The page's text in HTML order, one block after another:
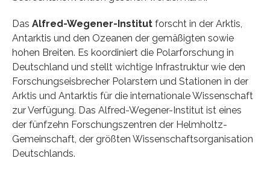
Das Alfred-Wegener-Institut forscht in der Arktis,
Antarktis und den Ozeanen der gemäßigten sowie
hohen Breiten. Es koordiniert die Polarforschung in
Deutschland und stellt wichtige Infrastruktur wie den
Forschungseisbrecher Polarstern und Stationen in der
Arktis und Antarktis für die internationale Wissenschaft
zur Verfügung. Das Alfred-Wegener-Institut ist eines
der fünfzehn Forschungszentren der Helmholtz-
Gemeinschaft, der größten Wissenschaftsorganisation
Deutschlands.